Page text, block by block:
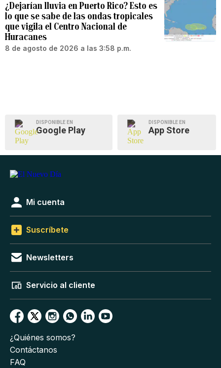
¿Dejarían lluvia en Puerto Rico? Esto es
lo que se sabe de las ondas tropicales
que vigila el Centro Nacional de
Huracanes
8 de agosto de 2026 a las 3:58 p.m.
DISPONIBLE EN
Google Play
DISPONIBLE EN
App Store
Mi cuenta
Suscríbete
Newsletters
Servicio al cliente
¿Quiénes somos?
Contáctanos
FAQ